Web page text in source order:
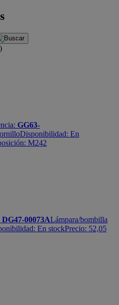
GG63-
Disponibilidad: En
M242
DG47-00073ALámpara/bombilla
En stockPrecio: 52,05